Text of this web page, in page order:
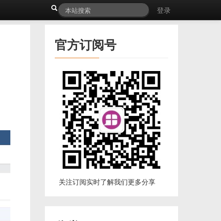
登录
官方订阅号
关注订阅实时了解我们更多分享